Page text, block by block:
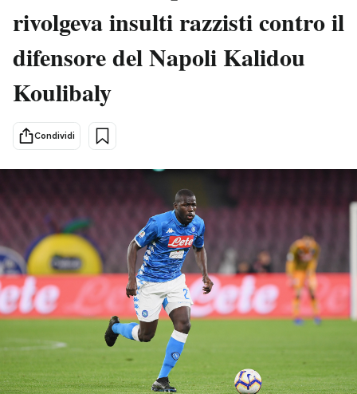
Scienza
Sport
Media
Europa
PODCAST
NEWSLETTER
I MIEI PREFERITI
CALENDARIO
rivolgeva insulti razzisti contro il
difensore del Napoli Kalidou
Koulibaly
Condividi